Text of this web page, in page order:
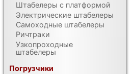
Штабелеры с платформой
Электрические штабелеры
Самоходные штабелеры
Ричтраки
Узкопроходные
штабелеры
Погрузчики